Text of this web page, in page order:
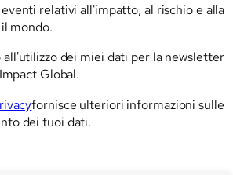
relativi all'impatto, al rischio e alla
mondo.
dei miei dati per la newsletter
Global.
fornisce ulteriori informazioni sulle
dei tuoi dati.